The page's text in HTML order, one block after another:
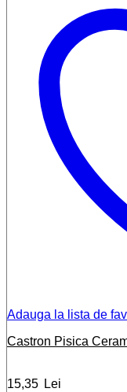
Adauga la lista de
Castron Pisica
15,35 Lei